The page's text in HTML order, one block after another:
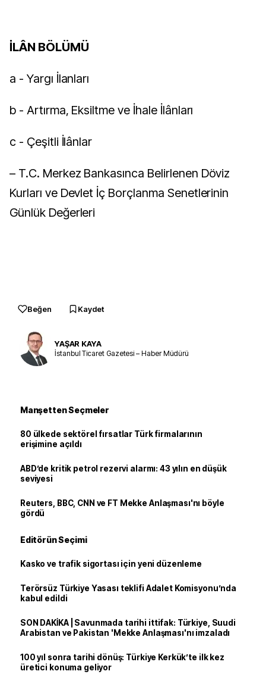
İLÂN BÖLÜMÜ
a - Yargı İlanları
b - Artırma, Eksiltme ve İhale İlânları
c - Çeşitli İlânlar
– T.C. Merkez Bankasınca Belirlenen Döviz
Kurları ve Devlet İç Borçlanma Senetlerinin
Günlük Değerleri
Beğen Kaydet
YAŞAR KAYA
İstanbul Ticaret Gazetesi – Haber Müdürü
Manşetten Seçmeler
80 ülkede sektörel fırsatlar Türk firmalarının
erişimine açıldı
ABD’de kritik petrol rezervi alarmı: 43 yılın en düşük
seviyesi
Reuters, BBC, CNN ve FT Mekke Anlaşması'nı böyle
gördü
Editörün Seçimi
Kasko ve trafik sigortası için yeni düzenleme
Terörsüz Türkiye Yasası teklifi Adalet Komisyonu’nda
kabul edildi
SON DAKİKA | Savunmada tarihi ittifak: Türkiye, Suudi
Arabistan ve Pakistan 'Mekke Anlaşması'nı imzaladı
100 yıl sonra tarihi dönüş: Türkiye Kerkük’te ilk kez
üretici konuma geliyor